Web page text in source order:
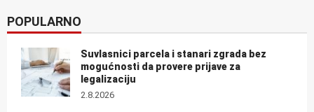
POPULARNO
Suvlasnici parcela i stanari zgrada bez
mogućnosti da provere prijave za
legalizaciju
2.8.2026